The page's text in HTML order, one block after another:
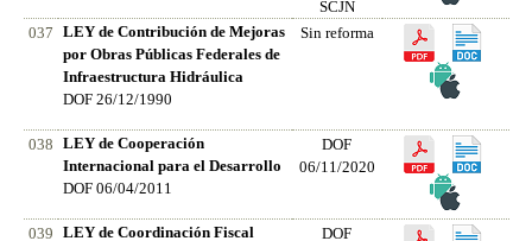
SCJN
037
LEY de Contribución de Mejoras
por Obras Públicas Federales de
Infraestructura Hidráulica
DOF 26/12/1990
Sin reforma
038
LEY de Cooperación
Internacional para el Desarrollo
DOF 06/04/2011
DOF
06/11/2020
039 LEY de Coordinación Fiscal DOF